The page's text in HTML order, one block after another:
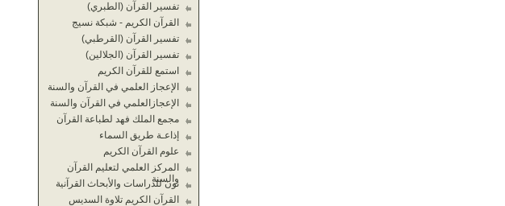
تفسير القرآن (الطبري)
القرآن الكريم - شبكة نسيج
تفسير القرآن (القرطبي)
تفسير القرآن (الجلالين)
استمع للقرآن الكريم
الإعجاز العلمي في القرآن والسنة
الإعجازالعلمي في القرآن والسنة
مجمع الملك فهد لطباعة القرآن
إذاعـة طريق السماء
علوم القرآن الكريم
المركز العلمي لتعليم القرآن
والسنة
نون للدراسات والأبحاث القرآنية
القرآن الكريم تلاوة السديس